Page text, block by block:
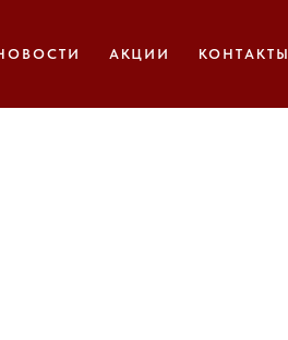
АКЦИИ КОНТАКТЫ